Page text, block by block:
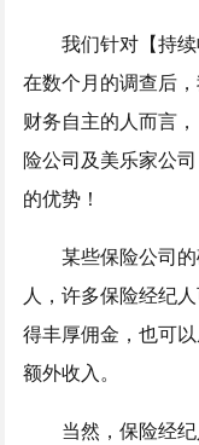
我们针对【持
在数个月的调查后
财务自主的人而言
险公司及美乐家公
的优势！
某些保险公司
人，许多保险经纪
得丰厚佣金，也可
额外收入。
当然，保险经